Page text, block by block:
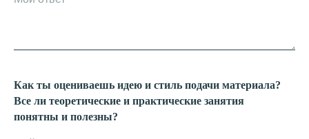
Как ты оцениваешь идею и стиль подачи материала?
Все ли теоретические и практические занятия
понятны и полезны?